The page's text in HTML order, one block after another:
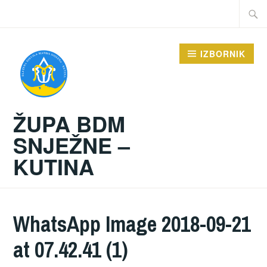
Traži:
ŽUPA BDM
SNJEŽNE –
KUTINA
IZBORNIK
WhatsApp Image 2018-09-21
at 07.42.41 (1)